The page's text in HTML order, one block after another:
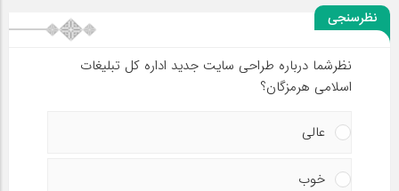
نظرسنجی
نظرشما درباره طراحی سایت جدید اداره کل تبلیغات
اسلامی هرمزگان؟
عالی
خوب